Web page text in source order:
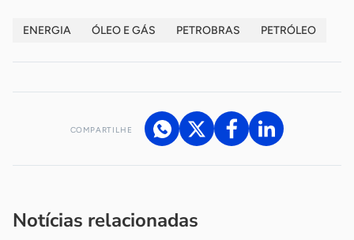
ENERGIA ÓLEO E GÁS PETROBRAS PETRÓLEO
COMPARTILHE
Notícias relacionadas